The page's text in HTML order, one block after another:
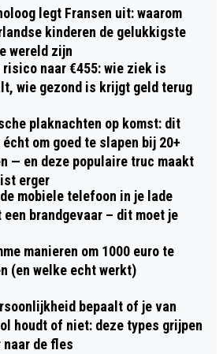
legt Fransen uit: waarom
kinderen de gelukkigste
wereld zijn
risico naar €455: wie ziek is
wie gezond is krijgt geld terug
plaknachten op komst: dit
om goed te slapen bij 20+
— en deze populaire truc maakt
erger
mobiele telefoon in je lade
een brandgevaar – dit moet je
manieren om 1000 euro te
(en welke echt werkt)
bepaalt of je van
houdt of niet: deze types grijpen
naar de fles